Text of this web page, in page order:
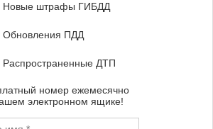
Новые штрафы ГИБДД
Обновления ПДД
Распространенные ДТП
номер ежемесячно
электронном ящике!